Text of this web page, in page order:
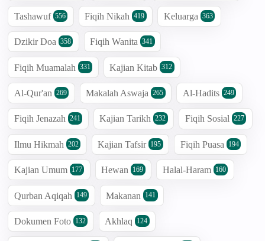
Tashawuf 556 Fiqih Nikah 419 Keluarga 363
Dzikir Doa 358 Fiqih Wanita 341
Fiqih Muamalah 331 Kajian Kitab 312
Al-Qur'an 269 Makalah Aswaja 265 Al-Hadits 249
Fiqih Jenazah 241 Kajian Tarikh 232 Fiqih Sosial 227
Ilmu Hikmah 202 Kajian Tafsir 195 Fiqih Puasa 194
Kajian Umum 177 Hewan 169 Halal-Haram 160
Qurban Aqiqah 149 Makanan 141
Dokumen Foto 132 Akhlaq 124